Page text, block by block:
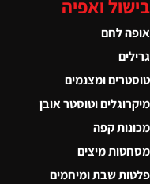
ואפיה
לחם
ומצנמים
וטוסטר אובן
קפה
מיצים
שבת ומיחמים